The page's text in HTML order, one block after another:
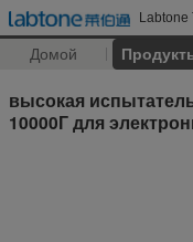
Labtone
Домой
высокая
10000Г для